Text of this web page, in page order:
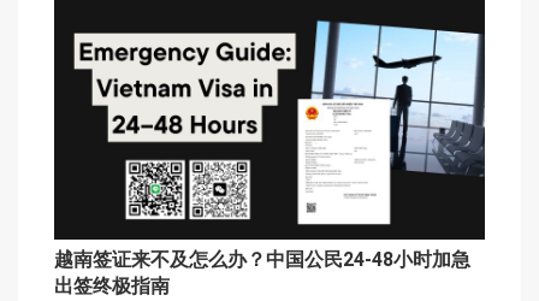
越南签证来不及怎么办？中国公民24-48小时加急
出签终极指南